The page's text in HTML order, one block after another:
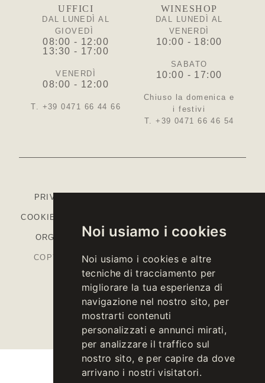
Noi usiamo i cookies
Noi usiamo i cookies e altre
tecniche di tracciamento per
migliorare la tua esperienza di
navigazione nel nostro sito, per
mostrarti contenuti
personalizzati e annunci mirati,
per analizzare il traffico sul
nostro sito, e per capire da dove
arrivano i nostri visitatori.
UFFICI
DAL LUNEDÌ AL
GIOVEDÌ
08:00 - 12:00
13:30 - 17:00
VENERDÌ
08:00 - 12:00
T. +39 0471 66 44 66
WINESHOP
DAL LUNEDÌ AL
VENERDÌ
10:00 - 18:00
SABATO
10:00 - 17:00
Chiuso la domenica e
i festivi
T. +39 0471 66 46 54
PRIVACY
COOKIE
ORGANIZZATIVO -PIANO STRATEGICO PAC
COPYRIGHT © 2026 KELLEREI ST. MICHAEL-
EPPAN CANTINA
P.IVA IT00126670215